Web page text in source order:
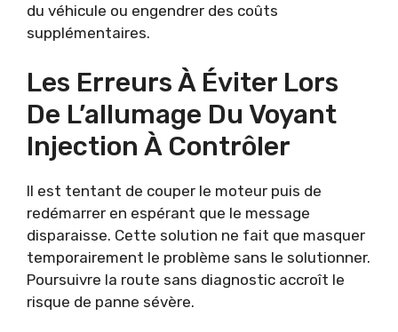
du véhicule ou engendrer des coûts
supplémentaires.
Les Erreurs À Éviter Lors
De L’allumage Du Voyant
Injection À Contrôler
Il est tentant de couper le moteur puis de
redémarrer en espérant que le message
disparaisse. Cette solution ne fait que masquer
temporairement le problème sans le solutionner.
Poursuivre la route sans diagnostic accroît le
risque de panne sévère.